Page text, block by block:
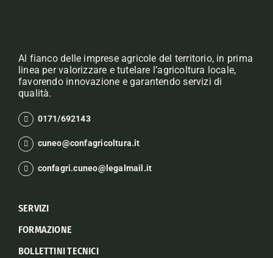
Al fianco delle imprese agricole del territorio, in prima
linea per valorizzare e tutelare l’agricoltura locale,
favorendo innovazione e garantendo servizi di
qualità.
0171/692143
cuneo@confagricoltura.it
confagri.cuneo@legalmail.it
SERVIZI
FORMAZIONE
BOLLETTINI TECNICI